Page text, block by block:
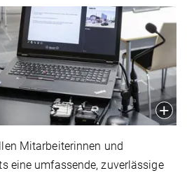
Mitarbeiterinnen und
eine umfassende, zuverlässige